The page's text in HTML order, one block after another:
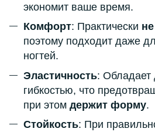
экономит ваше время.
Комфорт: Практически
поэтому подходит даже
ногтей.
Эластичность: Обладает
гибкостью, что
при этом держит форму.
Стойкость: При